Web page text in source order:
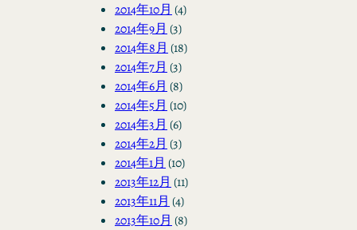
2014年10月 (4)
2014年9月 (3)
2014年8月 (18)
2014年7月 (3)
2014年6月 (8)
2014年5月 (10)
2014年3月 (6)
2014年2月 (3)
2014年1月 (10)
2013年12月 (11)
2013年11月 (4)
2013年10月 (8)